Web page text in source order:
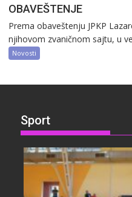
OBAVEŠTENJE
Prema obaveštenju JPKP
njihovom zvaničnom sajtu, u
Novosti
Sport